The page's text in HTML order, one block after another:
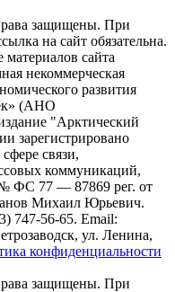
защищены. При
на сайт обязательна.
сайта
некоммерческая
развития
(АНО
"Арктический
зарегистрировано
связи,
коммуникаций,
ФС 77 — 87869 рег. от
Михаил Юрьевич.
747-56-65. Email:
ул. Ленина,
конфиденциальности
защищены. При